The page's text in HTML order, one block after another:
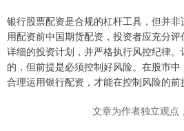
银行股票配资是合规的杠杆工具，但并
用配资前中国期货配资，投资者应充分
详细的投资计划，并严格执行风控纪律
的，但前提是必须控制好风险。在股市中
合理运用银行配资，才能在控制风险的前
文章为作者独立观点